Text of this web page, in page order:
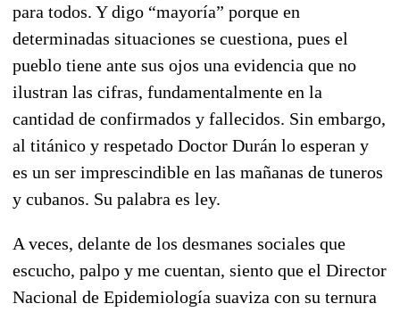
para todos. Y digo “mayoría” porque en
determinadas situaciones se cuestiona, pues el
pueblo tiene ante sus ojos una evidencia que no
ilustran las cifras, fundamentalmente en la
cantidad de confirmados y fallecidos. Sin embargo,
al titánico y respetado Doctor Durán lo esperan y
es un ser imprescindible en las mañanas de tuneros
y cubanos. Su palabra es ley.
A veces, delante de los desmanes sociales que
escucho, palpo y me cuentan, siento que el Director
Nacional de Epidemiología suaviza con su ternura